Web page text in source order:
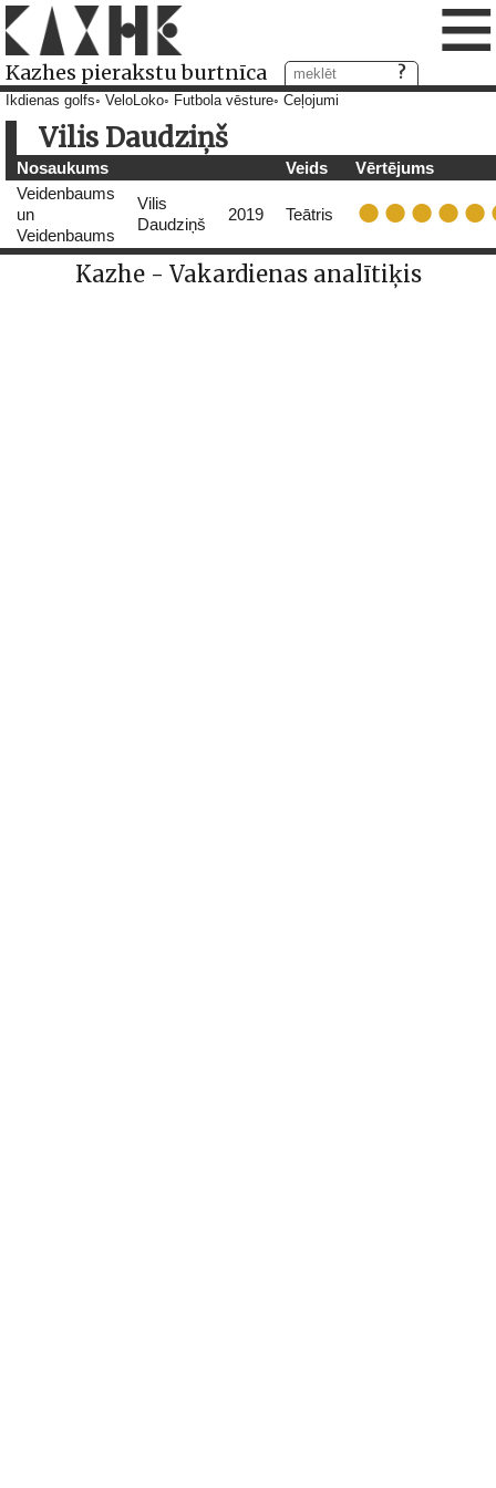
Kazhes pierakstu burtnīca ≡
Ikdienas golfs VeloLoko Futbola vēsture Ceļojumi
Vilis Daudziņš
Nosaukums Veids
Vērtējums
Veidenbaums
un
Veidenbaums
Vilis
Daudziņš
2019 Teātris
Kazhe - Vakardienas analītiķis